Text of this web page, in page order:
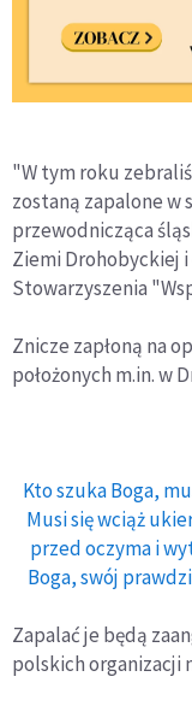
"W tym roku
zostaną zapalone w
przewodnicząca
Ziemi Drohobyckiej i
Stowarzyszenia
Znicze zapłoną na
położonych m.in. w
Kto szuka Boga,
Musi się wciąż
przed oczyma i
Boga, swój
Zapalać je będą
polskich organizacji